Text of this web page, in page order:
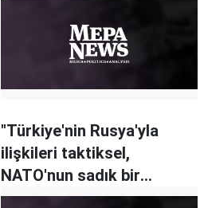
"Türkiye'nin Rusya'yla
ilişkileri taktiksel,
NATO'nun sadık bir
üyesiyiz"